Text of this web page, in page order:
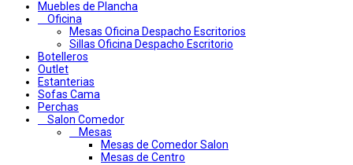
Muebles de Plancha
Oficina
Mesas Oficina Despacho Escritorios
Sillas Oficina Despacho Escritorio
Botelleros
Outlet
Estanterias
Sofas Cama
Perchas
Salon Comedor
Mesas
Mesas de Comedor Salon
Mesas de Centro